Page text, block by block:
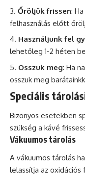
Őröljük frissen:
felhasználás előtt
Használjunk fel
lehetőleg 1-2 héten
Osszuk meg: Ha
osszuk meg
Speciális
Bizonyos esetekben
szükség a kávé
Vákuumos tárolás
A vákuumos tárolás
lelassítja az oxidációs